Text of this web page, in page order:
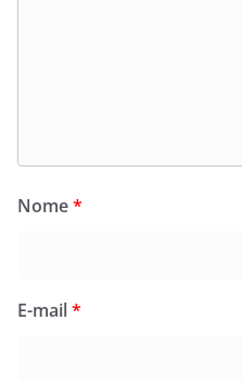
Nome*
E-mail*